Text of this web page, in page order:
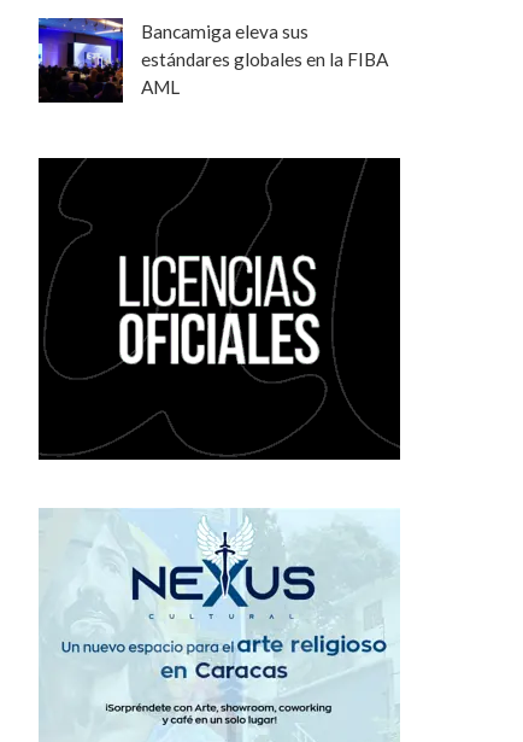
Bancamiga eleva sus
estándares globales en la FIBA
AML